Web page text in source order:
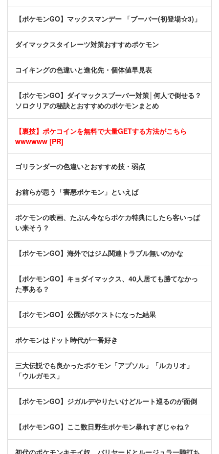
【ポケモンGO】マックスマンデー 「ブーバー(初登場☆3)」
ダイマックスタイレーツ対策おすすめポケモン
コイキングの色違いと進化先・個体値早見表
【ポケモンGO】ダイマックスブーバー対策│何人で倒せる？
ソロクリアの秘訣とおすすめのポケモンまとめ
【裏技】ポケコインを無料で大量GETする方法がこちら
wwwwww [PR]
ゴリランダーの色違いとおすすめ技・弱点
お前らが思う「害悪ポケモン」といえば
ポケモンの映画、たぶん今ならポケカ特典にしたら客いっぱ
い来そう？
【ポケモンGO】海外ではジム関連トラブル無いのかな
【ポケモンGO】キョダイマックス、40人居ても勝てなかっ
た事ある？
【ポケモンGO】公園がポケストになった結果
ポケモンはドット時代が一番好き
三大伝説でも良かったポケモン「アブソル」「ルカリオ」
「ウルガモス」
【ポケモンGO】ジガルデやりたいけどルート巡るのが面倒
【ポケモンGO】ここ数日野生ポケモン暴れすぎじゃね？